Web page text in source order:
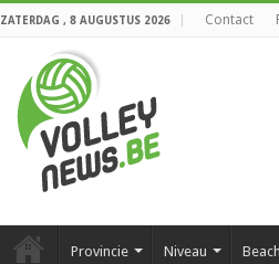
ZATERDAG , 8 AUGUSTUS 2026 Contact
Provincie Niveau